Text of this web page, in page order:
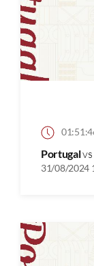
Portugalvs
31/08/2024